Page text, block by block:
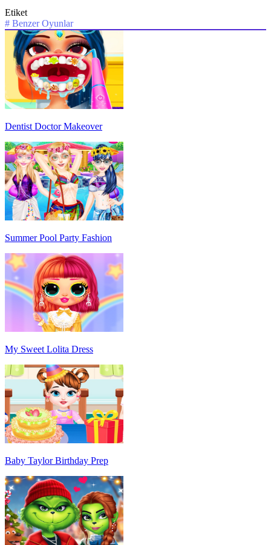
Etiket
# Benzer Oyunlar
Dentist Doctor Makeover
Summer Pool Party Fashion
My Sweet Lolita Dress
Baby Taylor Birthday Prep